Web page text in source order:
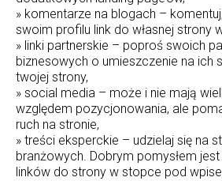
» komentarze na blogach –
swoim profilu link do własnej strony
» linki partnerskie – poproś swoich
biznesowych o umieszczenie na ich
twojej strony,
» social media – może i nie mają
względem pozycjonowania, ale
ruch na stronie,
» treści eksperckie – udzielaj się na
branżowych. Dobrym pomysłem
linków do strony w stopce pod